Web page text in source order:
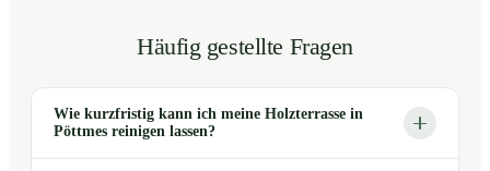
Häufig gestellte Fragen
Wie kurzfristig kann ich meine Holzterrasse in
Pöttmes reinigen lassen?